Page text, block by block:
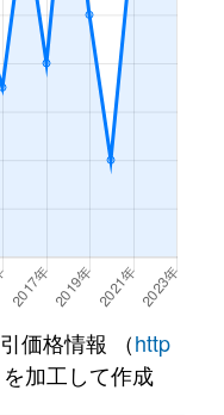
円
北大路
円
北山(京都)
北山(京都)
円
北大路
円
北大路
出町柳
価格情報 （http
加工して作成